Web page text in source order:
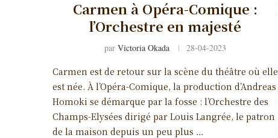
Carmen à Opéra-Comique :
l’Orchestre en majesté
parVictoria Okada 28-04-2023
Carmen est de retour sur la scène du théâtre où elle
est née. À l’Opéra-Comique, la production d’Andreas
Homoki se démarque par la fosse : l’Orchestre des
Champs-Elysées dirigé par Louis Langrée, le patron
de la maison depuis un peu plus …